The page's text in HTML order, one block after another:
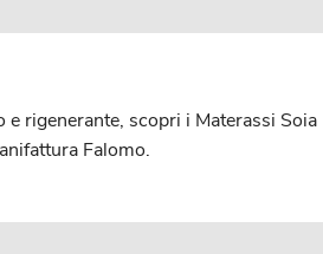
rigenerante, scopri i Materassi Soia
Falomo.